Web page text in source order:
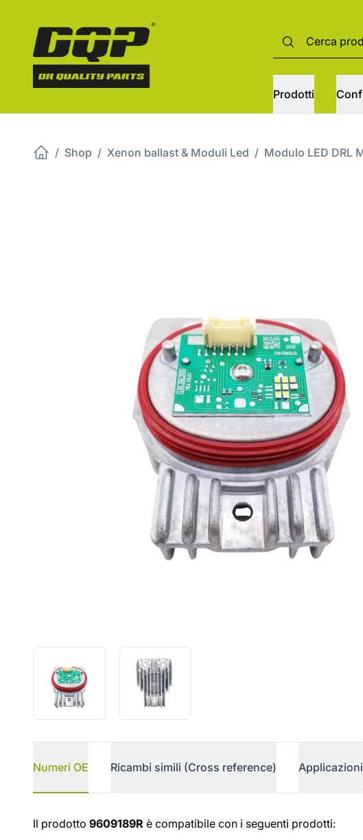
Prodotti
/ Shop / Xenon ballast & Moduli Led / Modulo LED DRL
Numeri OE Ricambi simili (Cross reference) Applicazioni
Numeri OE
Il prodotto 9609189R è compatibile con i seguenti prodotti: